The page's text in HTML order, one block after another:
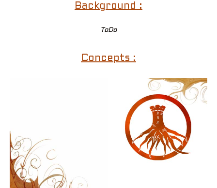
Background :
ToDo
Concepts :